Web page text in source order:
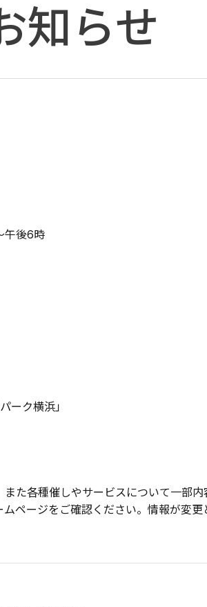
知らせ
午後6時
ーク横浜」
た各種催しやサービスについて一部
ページをご確認ください。情報が変